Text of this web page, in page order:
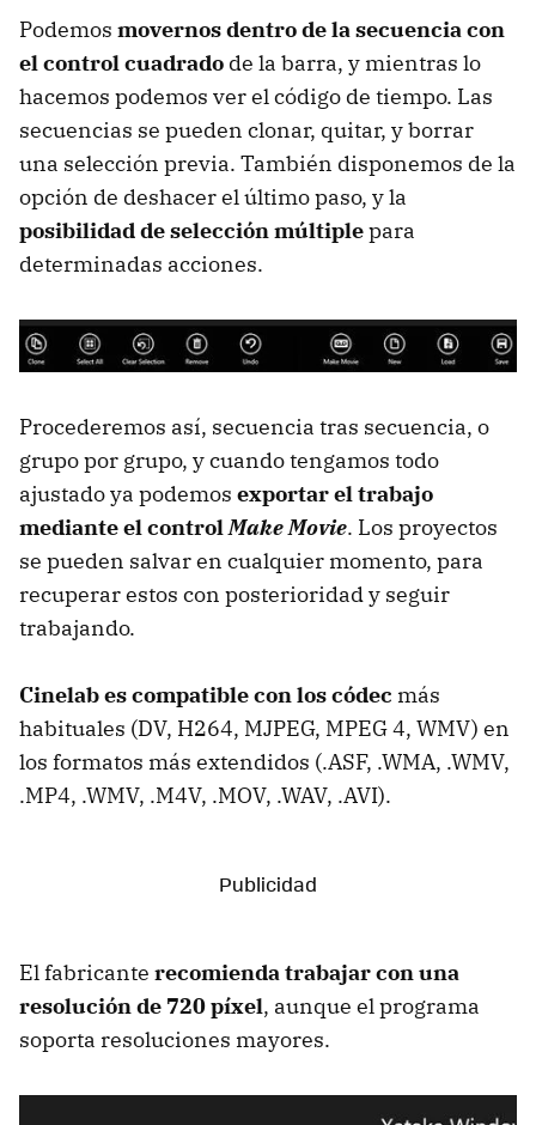
Podemos movernos dentro de la secuencia con
el control cuadrado de la barra, y mientras lo
hacemos podemos ver el código de tiempo. Las
secuencias se pueden clonar, quitar, y borrar
una selección previa. También disponemos de la
opción de deshacer el último paso, y la
posibilidad de selección múltiplepara
determinadas acciones.
Procederemos así, secuencia tras secuencia, o
grupo por grupo, y cuando tengamos todo
ajustado ya podemos exportar el trabajo
mediante el controlMake Movie. Los proyectos
se pueden salvar en cualquier momento, para
recuperar estos con posterioridad y seguir
trabajando.
Cinelab es compatible con los códec más
habituales (DV, H264, MJPEG, MPEG 4, WMV) en
los formatos más extendidos (.ASF, .WMA, .WMV,
.MP4, .WMV, .M4V, .MOV, .WAV, .AVI).
El fabricante recomienda trabajar con una
resolución de 720 píxel, aunque el programa
soporta resoluciones mayores.